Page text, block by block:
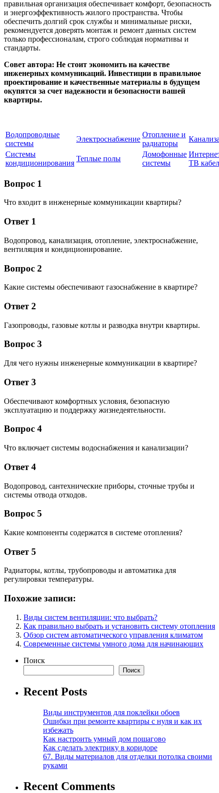
правильная организация обеспечивает комфорт, безопасность
и энергоэффективность жилого пространства. Чтобы
обеспечить долгий срок службы и минимальные риски,
рекомендуется доверять монтаж и ремонт данных систем
только профессионалам, строго соблюдая нормативы и
стандарты.
Совет автора: Не стоит экономить на качестве
инженерных коммуникаций. Инвестиции в правильное
проектирование и качественные материалы в будущем
окупятся за счет надежности и безопасности вашей
квартиры.
Водопроводные
системы
Электроснабжение
Отопление и
радиаторы
Системы
кондиционирования
Теплые полы
Домофонные
системы
ТВ
Вопрос 1
Что входит в инженерные коммуникации квартиры?
Ответ 1
Водопровод, канализация, отопление, электроснабжение,
вентиляция и кондиционирование.
Вопрос 2
Какие системы обеспечивают газоснабжение в квартире?
Ответ 2
Газопроводы, газовые котлы и разводка внутри квартиры.
Вопрос 3
Для чего нужны инженерные коммуникации в квартире?
Ответ 3
Обеспечивают комфортных условия, безопасную
эксплуатацию и поддержку жизнедеятельности.
Вопрос 4
Что включает системы водоснабжения и канализации?
Ответ 4
Водопровод, сантехнические приборы, сточные трубы и
системы отвода отходов.
Вопрос 5
Какие компоненты содержатся в системе отопления?
Ответ 5
Радиаторы, котлы, трубопроводы и автоматика для
регулировки температуры.
Похожие записи:
Виды систем вентиляции: что выбрать?
Как правильно выбрать и установить систему отопления
Обзор систем автоматического управления климатом
Современные системы умного дома для начинающих
Поиск
Поиск
Recent Posts
Виды инструментов для поклейки обоев
Ошибки при ремонте квартиры с нуля и как их
избежать
Как настроить умный дом пошагово
Как сделать электрику в коридоре
67. Виды материалов для отделки потолка своими
руками
Recent Comments